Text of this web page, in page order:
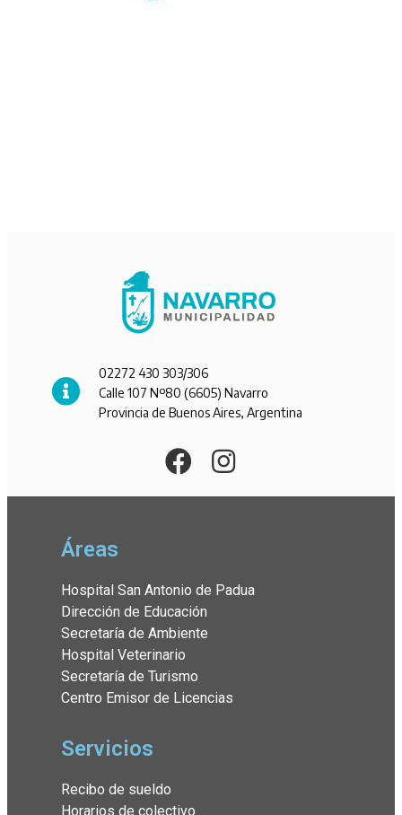
02272 430 303/306
Calle 107 Nº80 (6605) Navarro
Provincia de Buenos Aires, Argentina
Áreas
Hospital San Antonio de Padua
Dirección de Educación
Secretaría de Ambiente
Hospital Veterinario
Secretaría de Turismo
Centro Emisor de Licencias
Servicios
Recibo de sueldo
Horarios de colectivo